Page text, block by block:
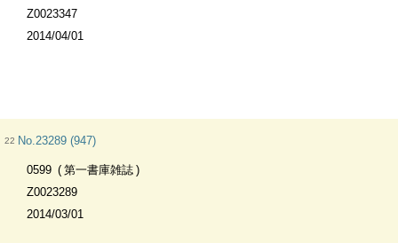
Z0023347
2014/04/01
22 No.23289 (947)
0599
第一書庫雑誌
Z0023289
2014/03/01